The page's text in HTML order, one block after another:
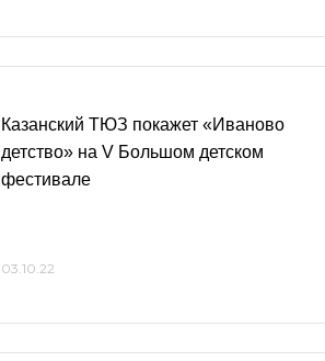
Казанский ТЮЗ покажет «Иваново
детство» на V Большом детском
фестивале
03.10.22